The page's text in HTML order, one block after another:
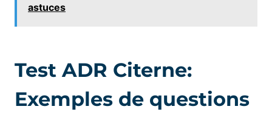
astuces
Test ADR Citerne:
Exemples de questions